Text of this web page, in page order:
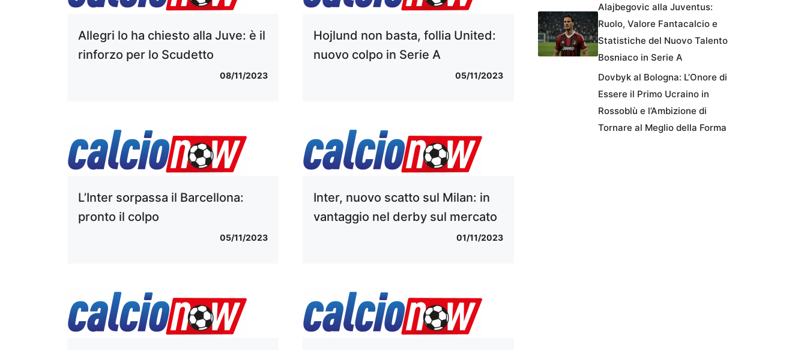
Allegri lo ha chiesto alla Juve: è il
rinforzo per lo Scudetto
08/11/2023
Hojlund non basta, follia United:
nuovo colpo in Serie A
05/11/2023
L’Inter sorpassa il Barcellona:
pronto il colpo
05/11/2023
Inter, nuovo scatto sul Milan: in
vantaggio nel derby sul mercato
01/11/2023
Alajbegovic alla Juventus:
Ruolo, Valore Fantacalcio e
Statistiche del Nuovo Talento
Bosniaco in Serie A
Dovbyk al Bologna: L’Onore di
Essere il Primo Ucraino in
Rossoblù e l’Ambizione di
Tornare al Meglio della Forma